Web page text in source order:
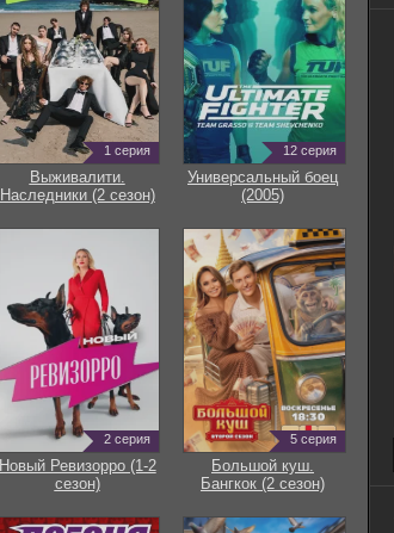
1 серия
Выживалити.
Наследники (2 сезон)
12 серия
Универсальный боец
(2005)
2 серия
Новый Ревизорро (1-2
сезон)
5 серия
Большой куш.
Бангкок (2 сезон)